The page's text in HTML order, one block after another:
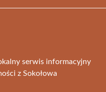
serwis informacyjny
z Sokołowa